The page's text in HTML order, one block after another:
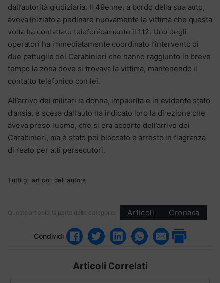
dall’autorità giudiziaria. Il 49enne, a bordo della sua auto,
aveva iniziato a pedinare nuovamente la vittima che questa
volta ha contattato telefonicamente il 112. Uno degli
operatori ha immediatamente coordinato l’intervento di
due pattuglie dei Carabinieri che hanno raggiunto in breve
tempo la zona dove si trovava la vittima, mantenendo il
contatto telefonico con lei.
All’arrivo dei militari la donna, impaurita e in evidente stato
d’ansia, è scesa dall’auto ha indicato loro la direzione che
aveva preso l’uomo, che si era accorto dell’arrivo dei
Carabinieri, ma è stato poi bloccato e arresto in flagranza
di reato per atti persecutori.
Tutti gli articoli dell'autore
Questo articolo fa parte delle categorie: Articoli Cronaca
Condividi
Articoli Correlati